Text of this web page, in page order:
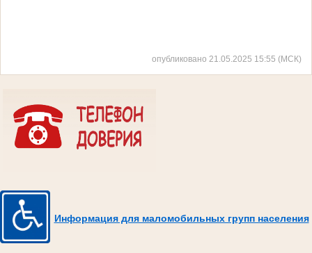
опубликовано 21.05.2025 15:55 (МСК)
Информация для маломобильных групп населения